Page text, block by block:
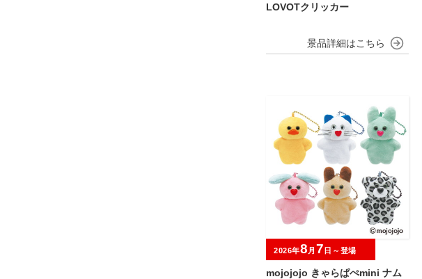
LOVOTクリッカー
mojojojo きゃらぱぺmini ナム
2026年8 月 7 日～登場